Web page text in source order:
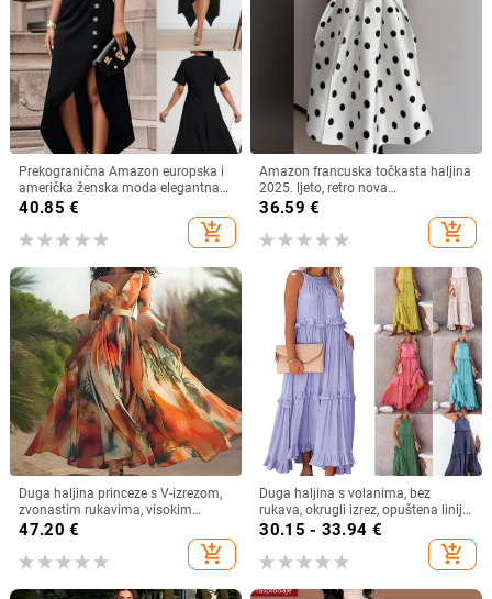
Prekogranična Amazon europska i
američka ženska moda elegantna
nepravilna haljina s ukrasom od
40.85 €
add_shopping_cart
Amazon francuska točkasta haljina
2025. ljeto, retro nova
temperamentna uska suknja za
36.59 €
add_shopping_cart
Duga haljina princeze s V-izrezom,
zvonastim rukavima, visokim
strukom, geometrijski uzorak,
47.20 €
add_shopping_cart
Duga haljina s volanima, bez
rukava, okrugli izrez, opuštena linija
struka, poliester‑spandeks,
30.15 - 33.94 €
add_shopping_cart